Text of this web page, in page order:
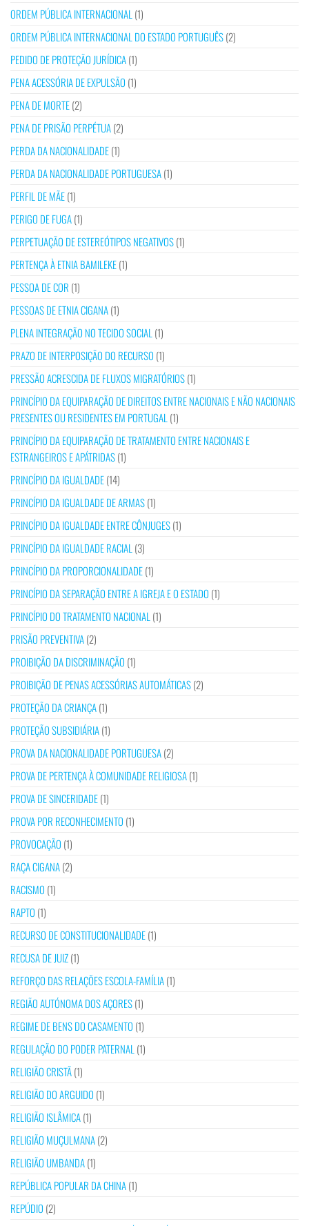
ORDEM PÚBLICA INTERNACIONAL (1)
ORDEM PÚBLICA INTERNACIONAL DO ESTADO PORTUGUÊS(2)
PEDIDO DE PROTEÇÃO JURÍDICA(1)
PENA ACESSÓRIA DE EXPULSÃO (1)
PENA DE MORTE(2)
PENA DE PRISÃO PERPÉTUA(2)
PERDA DA NACIONALIDADE(1)
PERDA DA NACIONALIDADE PORTUGUESA(1)
PERFIL DE MÃE(1)
PERIGO DE FUGA(1)
PERPETUAÇÃO DE ESTEREÓTIPOS NEGATIVOS(1)
PERTENÇA À ETNIA BAMILEKE(1)
PESSOA DE COR (1)
PESSOAS DE ETNIA CIGANA(1)
PLENA INTEGRAÇÃO NO TECIDO SOCIAL (1)
PRAZO DE INTERPOSIÇÃO DO RECURSO (1)
PRESSÃO ACRESCIDA DE FLUXOS MIGRATÓRIOS(1)
PRINCÍPIO DA EQUIPARAÇÃO DE DIREITOS ENTRE NACIONAIS E NÃO NACIONAIS
PRESENTES OU RESIDENTES EM PORTUGAL (1)
PRINCÍPIO DA EQUIPARAÇÃO DE TRATAMENTO ENTRE NACIONAIS E
ESTRANGEIROS E APÁTRIDAS(1)
PRINCÍPIO DA IGUALDADE(14)
PRINCÍPIO DA IGUALDADE DE ARMAS(1)
PRINCÍPIO DA IGUALDADE ENTRE CÔNJUGES(1)
PRINCÍPIO DA IGUALDADE RACIAL (3)
PRINCÍPIO DA PROPORCIONALIDADE(1)
PRINCÍPIO DA SEPARAÇÃO ENTRE A IGREJA E O ESTADO (1)
PRINCÍPIO DO TRATAMENTO NACIONAL (1)
PRISÃO PREVENTIVA(2)
PROIBIÇÃO DA DISCRIMINAÇÃO (1)
PROIBIÇÃO DE PENAS ACESSÓRIAS AUTOMÁTICAS(2)
PROTEÇÃO DA CRIANÇA(1)
PROTEÇÃO SUBSIDIÁRIA(1)
PROVA DA NACIONALIDADE PORTUGUESA(2)
PROVA DE PERTENÇA À COMUNIDADE RELIGIOSA(1)
PROVA DE SINCERIDADE(1)
PROVA POR RECONHECIMENTO (1)
PROVOCAÇÃO (1)
RAÇA CIGANA(2)
RACISMO (1)
RAPTO (1)
RECURSO DE CONSTITUCIONALIDADE(1)
RECUSA DE JUIZ(1)
REFORÇO DAS RELAÇÕES ESCOLA-FAMÍLIA(1)
REGIÃO AUTÓNOMA DOS AÇORES(1)
REGIME DE BENS DO CASAMENTO (1)
REGULAÇÃO DO PODER PATERNAL (1)
RELIGIÃO CRISTÃ(1)
RELIGIÃO DO ARGUIDO (1)
RELIGIÃO ISLÂMICA(1)
RELIGIÃO MUÇULMANA(2)
RELIGIÃO UMBANDA(1)
REPÚBLICA POPULAR DA CHINA(1)
REPÚDIO (2)